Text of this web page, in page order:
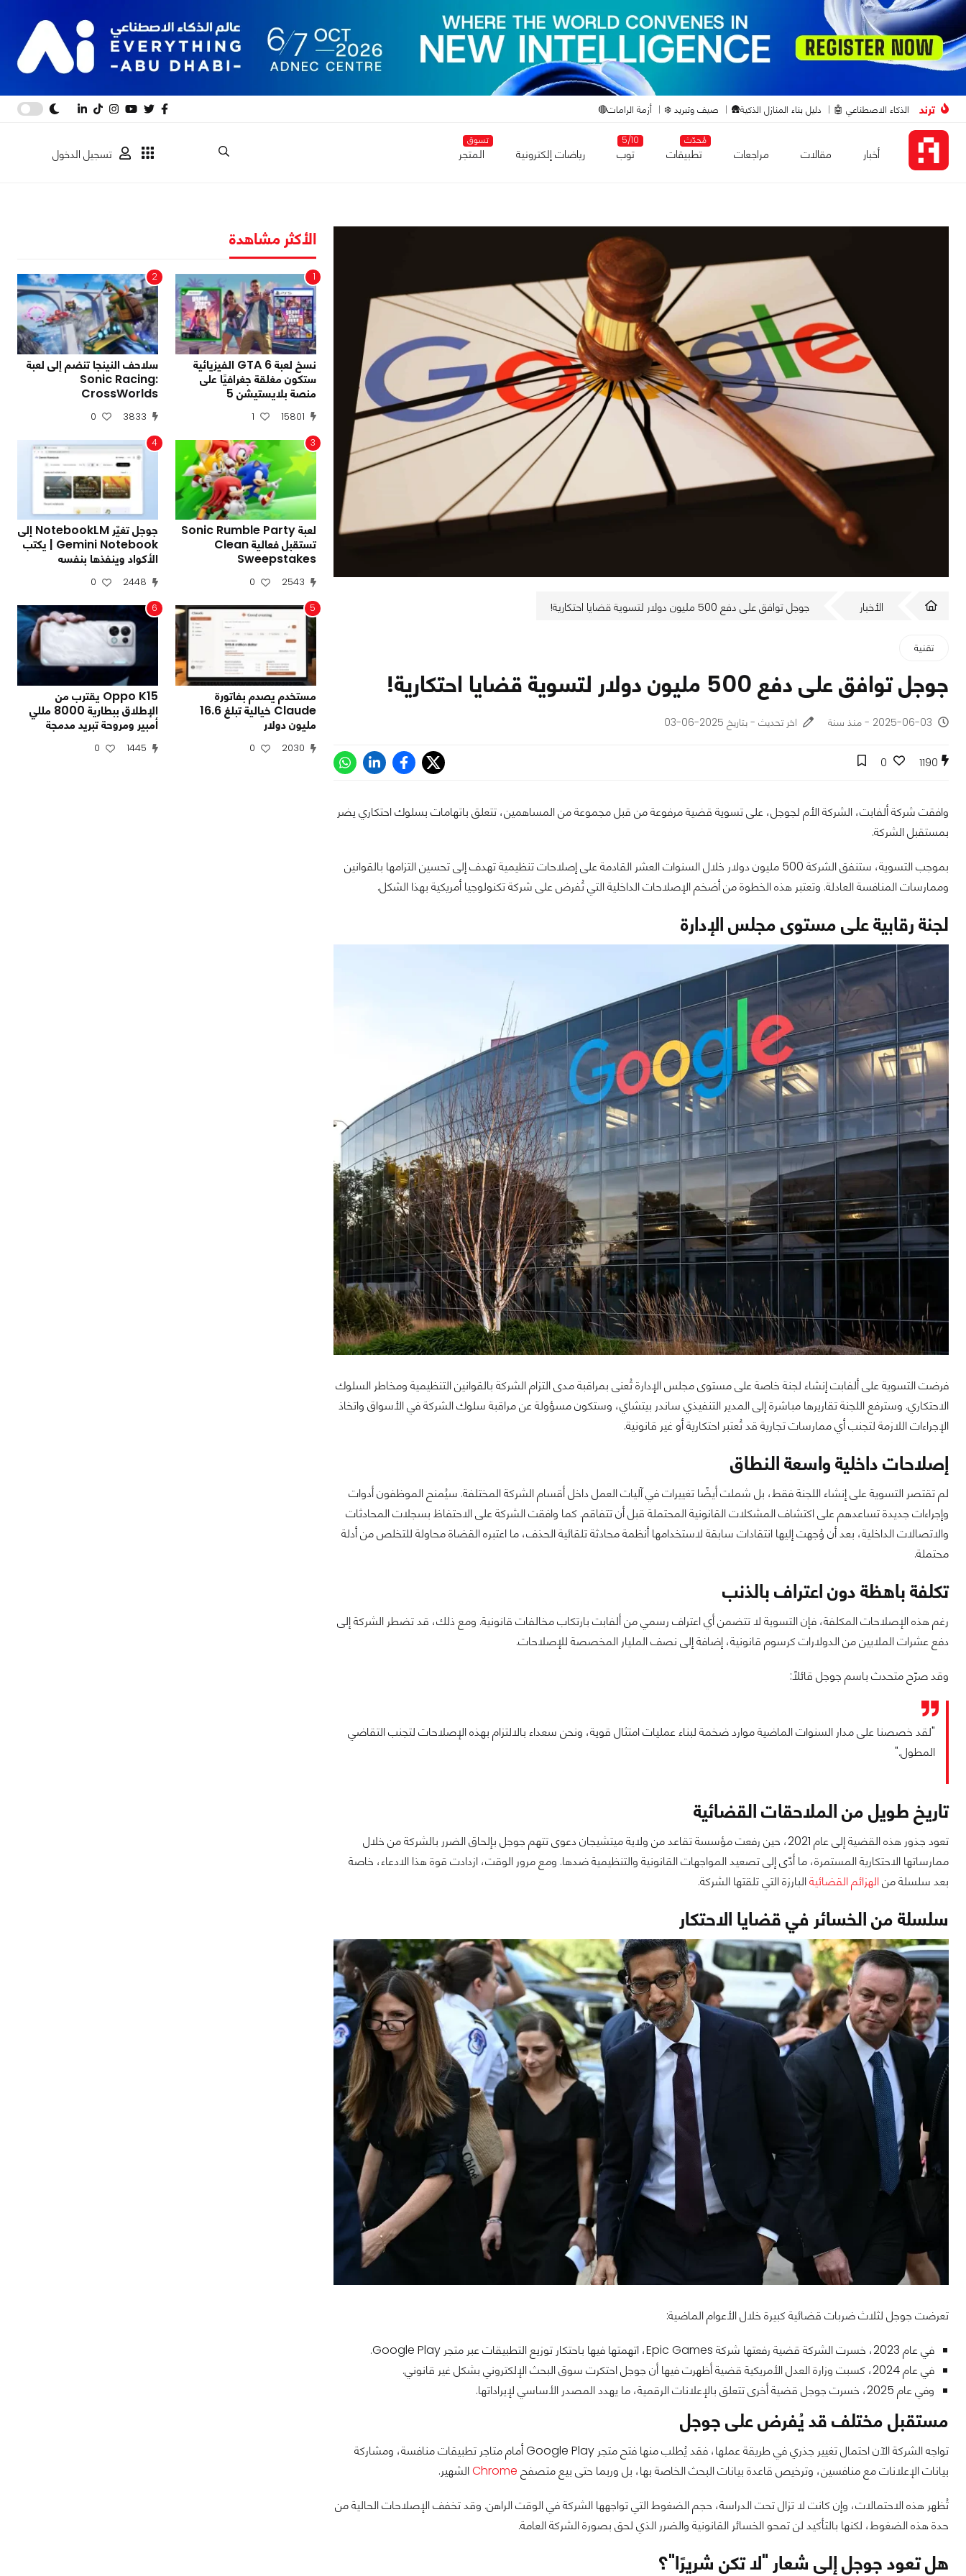
ترند الذكاء الاصطناعي 🤖 دليل بناء المنازل الذكية🛖 صيف وتبريد ❄️ أزمة الرامات🔴
أخبار مقالات مراجعات
مُحدّث
تطبيقات
5/10
توب رياضات إلكترونية
تسوق
المتجر تسجيل الدخول
الأخبار جوجل توافق على دفع 500 مليون دولار لتسوية قضايا احتكارية!
تقنية
جوجل توافق على دفع 500 مليون دولار لتسوية قضايا احتكارية!
2025-06-03 - منذ سنة اخر تحديث - بتاريخ 2025-06-03
1190
0
وافقت شركة ألفابت، الشركة الأم لجوجل، على تسوية قضية مرفوعة من قبل مجموعة من المساهمين، تتعلق باتهامات بسلوك احتكاري يضر
بمستقبل الشركة.
بموجب التسوية، ستنفق الشركة 500 مليون دولار خلال السنوات العشر القادمة على إصلاحات تنظيمية تهدف إلى تحسين التزامها بالقوانين
وممارسات المنافسة العادلة. وتعتبر هذه الخطوة من أضخم الإصلاحات الداخلية التي تُفرض على شركة تكنولوجيا أمريكية بهذا الشكل.
لجنة رقابية على مستوى مجلس الإدارة
فرضت التسوية على ألفابت إنشاء لجنة خاصة على مستوى مجلس الإدارة تُعنى بمراقبة مدى التزام الشركة بالقوانين التنظيمية ومخاطر السلوك
الاحتكاري. وسترفع اللجنة تقاريرها مباشرة إلى المدير التنفيذي ساندر بيتشاي، وستكون مسؤولة عن مراقبة سلوك الشركة في الأسواق واتخاذ
الإجراءات اللازمة لتجنب أي ممارسات تجارية قد تُعتبر احتكارية أو غير قانونية.
إصلاحات داخلية واسعة النطاق
لم تقتصر التسوية على إنشاء اللجنة فقط، بل شملت أيضًا تغييرات في آليات العمل داخل أقسام الشركة المختلفة. سيُمنح الموظفون أدوات
وإجراءات جديدة تساعدهم على اكتشاف المشكلات القانونية المحتملة قبل أن تتفاقم. كما وافقت الشركة على الاحتفاظ بسجلات المحادثات
والاتصالات الداخلية، بعد أن وُجهت إليها انتقادات سابقة لاستخدامها أنظمة محادثة تلقائية الحذف، ما اعتبره القضاة محاولة للتخلص من أدلة
محتملة.
تكلفة باهظة دون اعتراف بالذنب
رغم هذه الإصلاحات المكلفة، فإن التسوية لا تتضمن أي اعتراف رسمي من ألفابت بارتكاب مخالفات قانونية. ومع ذلك، قد تضطر الشركة إلى
دفع عشرات الملايين من الدولارات كرسوم قانونية، إضافة إلى نصف المليار المخصصة للإصلاحات.
وقد صرّح متحدث باسم جوجل قائلاً:
"لقد خصصنا على مدار السنوات الماضية موارد ضخمة لبناء عمليات امتثال قوية، ونحن سعداء بالالتزام بهذه الإصلاحات لتجنب التقاضي
المطول."
تاريخ طويل من الملاحقات القضائية
تعود جذور هذه القضية إلى عام 2021، حين رفعت مؤسسة تقاعد من ولاية ميتشيجان دعوى تتهم جوجل بإلحاق الضرر بالشركة من خلال
ممارساتها الاحتكارية المستمرة، ما أدّى إلى تصعيد المواجهات القانونية والتنظيمية ضدها. ومع مرور الوقت، ازدادت قوة هذا الادعاء، خاصة
بعد سلسلة منالهزائم القضائيةالبارزة التي تلقتها الشركة.
سلسلة من الخسائر في قضايا الاحتكار
تعرضت جوجل لثلاث ضربات قضائية كبيرة خلال الأعوام الماضية:
في عام 2023، خسرت الشركة قضية رفعتها شركة Epic Games، اتهمتها فيها باحتكار توزيع التطبيقات عبر متجر Google Play.
في عام 2024، كسبت وزارة العدل الأمريكية قضية أظهرت فيها أن جوجل احتكرت سوق البحث الإلكتروني بشكل غير قانوني.
وفي عام 2025، خسرت جوجل قضية أخرى تتعلق بالإعلانات الرقمية، ما يهدد المصدر الأساسي لإيراداتها.
مستقبل مختلف قد يُفرض على جوجل
تواجه الشركة الآن احتمال تغيير جذري في طريقة عملها، فقد يُطلب منها فتح متجر Google Play أمام متاجر تطبيقات منافسة، ومشاركة
بيانات الإعلانات مع منافسين، وترخيص قاعدة بيانات البحث الخاصة بها، بل وربما حتى بيع متصفح Chromeالشهير.
تُظهر هذه الاحتمالات، وإن كانت لا تزال تحت الدراسة، حجم الضغوط التي تواجهها الشركة في الوقت الراهن. وقد تخفف الإصلاحات الحالية من
حدة هذه الضغوط، لكنها بالتأكيد لن تمحو الخسائر القانونية والضرر الذي لحق بصورة الشركة العامة.
هل تعود جوجل إلى شعار "لا تكن شريرًا"؟
الأكثر مشاهدة
1
نسخ لعبة GTA 6 الفيزيائية
ستكون مغلقة جغرافيًا على
منصة بلايستيشن 5
15801
1
2
سلاحف النينجا تنضم إلى لعبة
Sonic Racing:
CrossWorlds
3833
0
3
لعبة Sonic Rumble Party
تستقبل فعالية Clean
Sweepstakes
2543
0
4
جوجل تغيّر NotebookLM إلى
Gemini Notebook | يكتب
الأكواد وينفذها بنفسه
2448
0
5
مستخدم يصدم بفاتورة
Claude خيالية تبلغ 16.6
مليون دولار
2030
0
6
Oppo K15 يقترب من
الإطلاق ببطارية 8000 مللي
أمبير ومروحة تبريد مدمجة
1445
0